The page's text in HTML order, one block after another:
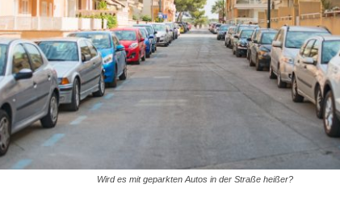
Wird es mit geparkten Autos in der Straße heißer?